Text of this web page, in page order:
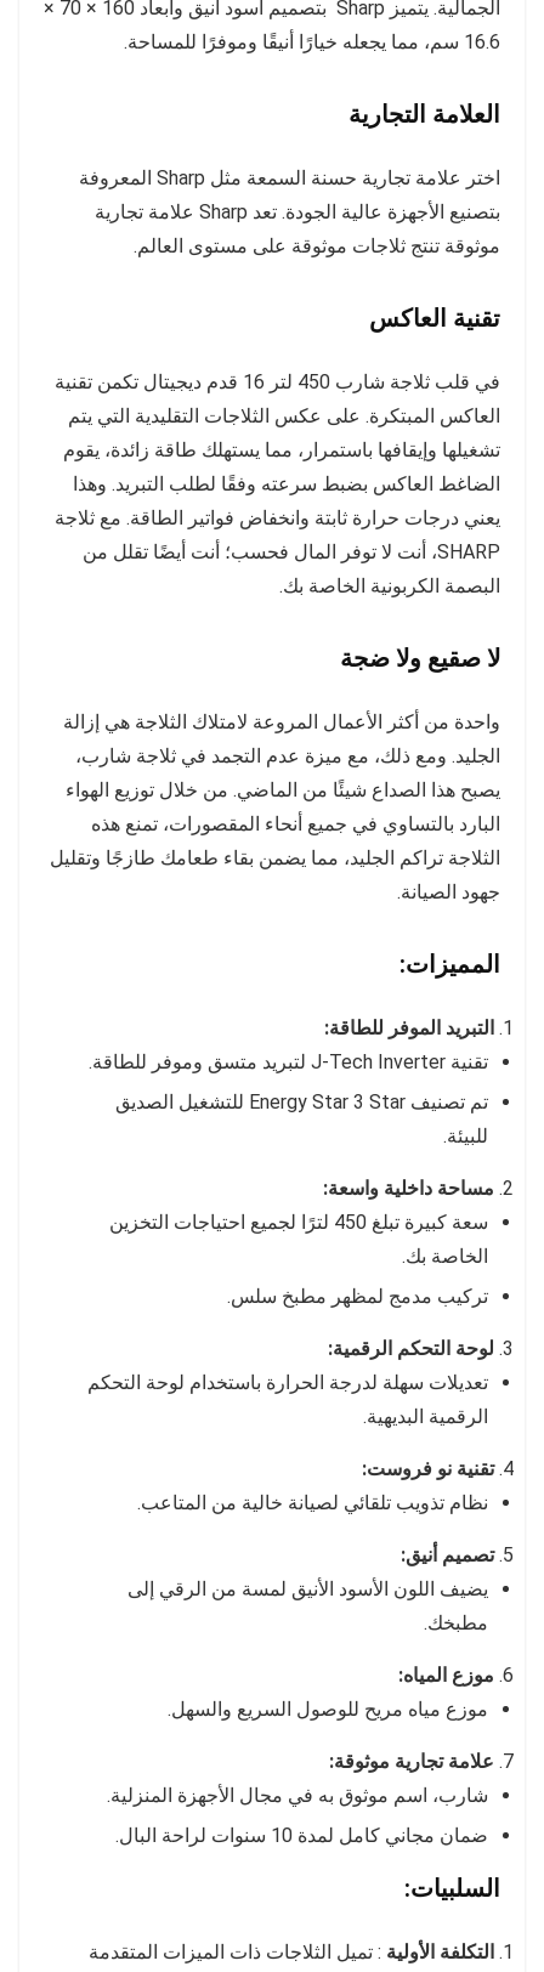
الجمالية. يتميز Sharp بتصميم أسود أنيق وأبعاد 160 × 70 ×
16.6 سم، مما يجعله خيارًا أنيقًا وموفرًا للمساحة.
العلامة التجارية
اختر علامة تجارية حسنة السمعة مثل Sharp المعروفة
بتصنيع الأجهزة عالية الجودة. تعد Sharp علامة تجارية
موثوقة تنتج ثلاجات موثوقة على مستوى العالم.
تقنية العاكس
في قلب ثلاجة شارب 450 لتر 16 قدم ديجيتال تكمن تقنية
العاكس المبتكرة. على عكس الثلاجات التقليدية التي يتم
تشغيلها وإيقافها باستمرار، مما يستهلك طاقة زائدة، يقوم
الضاغط العاكس بضبط سرعته وفقًا لطلب التبريد. وهذا
يعني درجات حرارة ثابتة وانخفاض فواتير الطاقة. مع ثلاجة
SHARP، أنت لا توفر المال فحسب؛ أنت أيضًا تقلل من
البصمة الكربونية الخاصة بك.
لا صقيع ولا ضجة
واحدة من أكثر الأعمال المروعة لامتلاك الثلاجة هي إزالة
الجليد. ومع ذلك، مع ميزة عدم التجمد في ثلاجة شارب،
يصبح هذا الصداع شيئًا من الماضي. من خلال توزيع الهواء
البارد بالتساوي في جميع أنحاء المقصورات، تمنع هذه
الثلاجة تراكم الجليد، مما يضمن بقاء طعامك طازجًا وتقليل
جهود الصيانة.
المميزات:
التبريد الموفر للطاقة:
تقنية J-Tech Inverter لتبريد متسق وموفر للطاقة.
تم تصنيف Energy Star 3 Star للتشغيل الصديق
للبيئة.
مساحة داخلية واسعة:
سعة كبيرة تبلغ 450 لترًا لجميع احتياجات التخزين
الخاصة بك.
تركيب مدمج لمظهر مطبخ سلس.
لوحة التحكم الرقمية:
تعديلات سهلة لدرجة الحرارة باستخدام لوحة التحكم
الرقمية البديهية.
تقنية نو فروست:
نظام تذويب تلقائي لصيانة خالية من المتاعب.
تصميم أنيق:
يضيف اللون الأسود الأنيق لمسة من الرقي إلى
مطبخك.
موزع المياه:
موزع مياه مريح للوصول السريع والسهل.
علامة تجارية موثوقة:
شارب، اسم موثوق به في مجال الأجهزة المنزلية.
ضمان مجاني كامل لمدة 10 سنوات لراحة البال.
السلبيات:
التكلفة الأولية : تميل الثلاجات ذات الميزات المتقدمة